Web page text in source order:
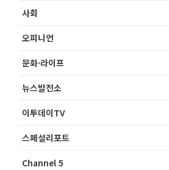
사회
오피니언
문화·라이프
뉴스발전소
이투데이TV
스페셜리포트
Channel 5